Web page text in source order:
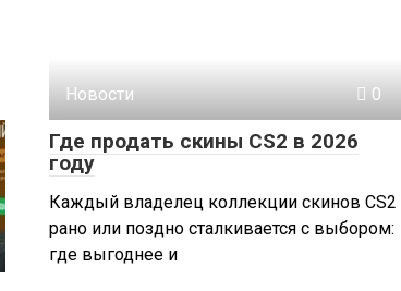
Новости 0
Где продать скины CS2 в 2026
году
Каждый владелец коллекции скинов CS2
рано или поздно сталкивается с выбором:
где выгоднее и